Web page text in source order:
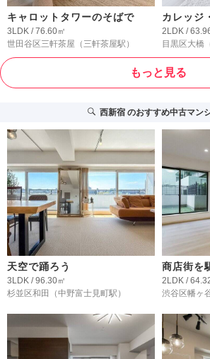
キャロットタワーのそばで
3LDK / 76.60㎡
世田谷区三軒茶屋 （三軒茶屋駅）
カレッジ
2LDK /
目黒区大橋
もっと見る
西新宿のおすすめ中古マン
天空で踊ろう
3LDK / 96.30㎡
杉並区和田
（中野富士見町駅）
商店街を
2LDK /
渋谷区幡ヶ